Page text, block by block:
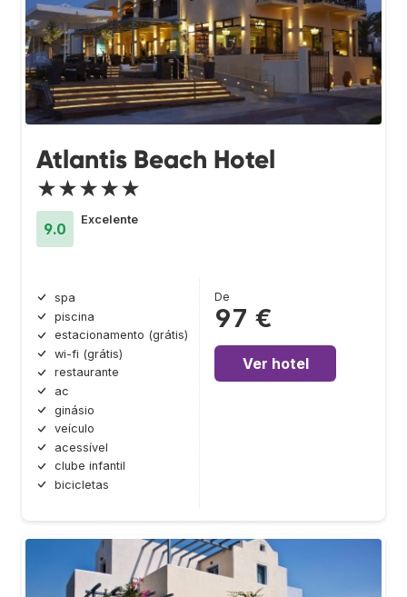
Atlantis Beach Hotel
★★★★★
9.0
Excelente
spa
piscina
estacionamento (grátis)
wi-fi (grátis)
restaurante
ac
ginásio
veículo
acessível
clube infantil
bicicletas
De
97 €
Ver hotel